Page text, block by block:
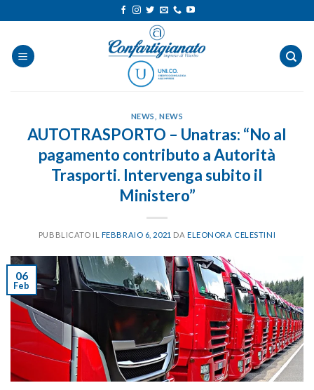
ai
contenuti
NEWS ,NEWS
AUTOTRASPORTO – Unatras: “No al
pagamento contributo a Autorità
Trasporti. Intervenga subito il
Ministero”
PUBBLICATO IL FEBBRAIO 6, 2021 DA ELEONORA CELESTINI
06
Feb